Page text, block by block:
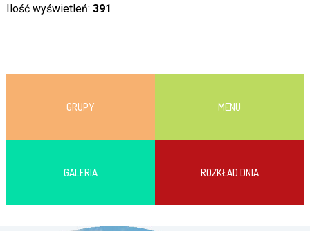
Ilość wyświetleń: 391
GRUPY MENU
GALERIA ROZKŁAD DNIA